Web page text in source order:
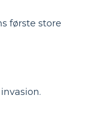
første store